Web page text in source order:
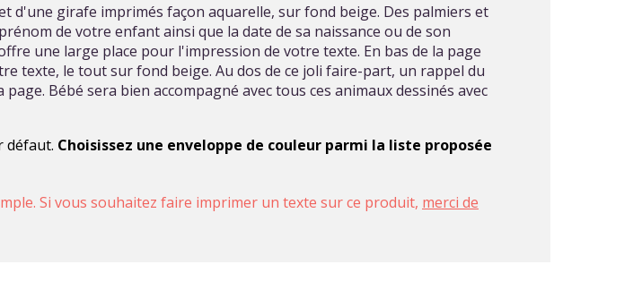
d'une girafe imprimés façon aquarelle, sur fond beige. Des palmiers et
de votre enfant ainsi que la date de sa naissance ou de son
une large place pour l'impression de votre texte. En bas de la page
texte, le tout sur fond beige. Au dos de ce joli faire-part, un rappel du
Bébé sera bien accompagné avec tous ces animaux dessinés avec
défaut. Choisissez une enveloppe de couleur parmi la liste proposée
Si vous souhaitez faire imprimer un texte sur ce produit, merci de